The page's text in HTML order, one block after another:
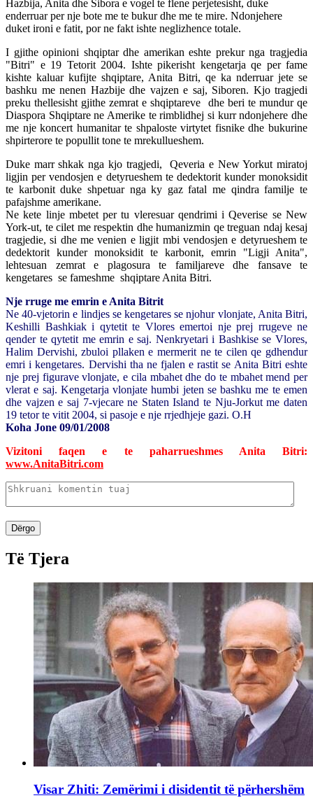
Hazbija, Anita dhe Sibora e vogel te flene perjetesisht, duke
enderruar per nje bote me te bukur dhe me te mire. Ndonjehere
duket ironi e fatit, por ne fakt ishte neglizhence totale.
I gjithe opinioni shqiptar dhe amerikan eshte prekur nga tragjedia
"Bitri" e 19 Tetorit 2004. Ishte pikerisht kengetarja qe per fame
kishte kaluar kufijte shqiptare, Anita Bitri, qe ka nderruar jete se
bashku me nenen Hazbije dhe vajzen e saj, Siboren. Kjo tragjedi
preku thellesisht gjithe zemrat e shqiptareve dhe beri te mundur qe
Diaspora Shqiptare ne Amerike te rimblidhej si kurr ndonjehere dhe
me nje koncert humanitar te shpaloste virtytet fisnike dhe bukurine
shpirterore te popullit tone te mrekullueshem.
Duke marr shkak nga kjo tragjedi, Qeveria e New Yorkut miratoj
ligjin per vendosjen e detyrueshem te dedektorit kunder monoksidit
te karbonit duke shpetuar nga ky gaz fatal me qindra familje te
pafajshme amerikane.
Ne kete linje mbetet per tu vleresuar qendrimi i Qeverise se New
York-ut, te cilet me respektin dhe humanizmin qe treguan ndaj kesaj
tragjedie, si dhe me venien e ligjit mbi vendosjen e detyrueshem te
dedektorit kunder monoksidit te karbonit, emrin "Ligji Anita",
lehtesuan zemrat e plagosura te familjareve dhe fansave te
kengetares se fameshme shqiptare Anita Bitri.
Nje rruge me emrin e Anita Bitrit
Ne 40-vjetorin e lindjes se kengetares se njohur vlonjate, Anita Bitri,
Keshilli Bashkiak i qytetit te Vlores emertoi nje prej rrugeve ne
qender te qytetit me emrin e saj. Nenkryetari i Bashkise se Vlores,
Halim Dervishi, zbuloi pllaken e mermerit ne te cilen qe gdhendur
emri i kengetares. Dervishi tha ne fjalen e rastit se Anita Bitri eshte
nje prej figurave vlonjate, e cila mbahet dhe do te mbahet mend per
vlerat e saj. Kengetarja vlonjate humbi jeten se bashku me te emen
dhe vajzen e saj 7-vjecare ne Staten Island te Nju-Jorkut me daten
19 tetor te vitit 2004, si pasoje e nje rrjedhjeje gazi. O.H
Koha Jone 09/01/2008
Vizitoni faqen e te paharrueshmes Anita Bitri:
www.AnitaBitri.com
Dërgo
Të Tjera
Visar Zhiti: Zemërimi i disidentit të përhershëm